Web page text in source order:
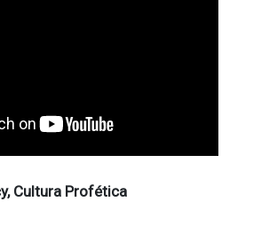
Cultura Profética